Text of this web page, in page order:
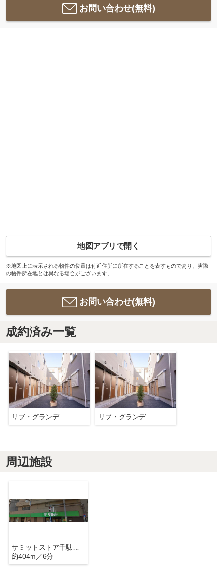
お問い合わせ(無料)
地図アプリで開く
※地図上に表示される物件の位置は付近住所に所在することを表すものであり、実際
の物件所在地とは異なる場合がございます。
お問い合わせ(無料)
成約済み一覧
リブ・グランデ リブ・グランデ
周辺施設
約404m／6分